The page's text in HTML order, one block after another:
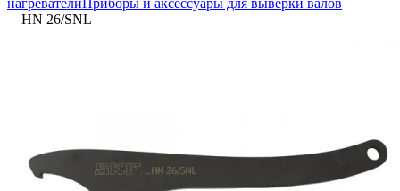
нагревателиПриборы и аксессуары для выверки валов
—HN 26/SNL